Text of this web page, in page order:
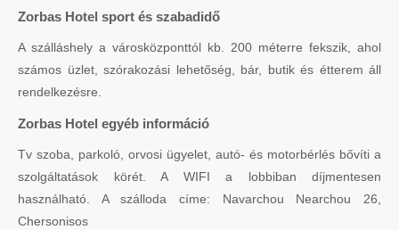
Zorbas Hotel sport és szabadidő
A szálláshely a városközponttól kb. 200 méterre fekszik, ahol
számos üzlet, szórakozási lehetőség, bár, butik és étterem áll
rendelkezésre.
Zorbas Hotel egyéb információ
Tv szoba, parkoló, orvosi ügyelet, autó- és motorbérlés bővíti a
szolgáltatások körét. A WIFI a lobbiban díjmentesen
használható. A szálloda címe: Navarchou Nearchou 26,
Chersonisos